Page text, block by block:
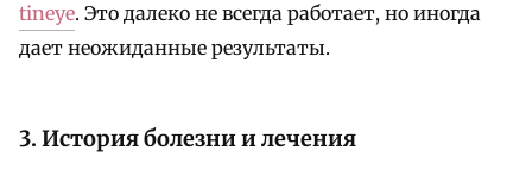
tineye. Это далеко не всегда работает, но иногда
дает неожиданные результаты.
3. История болезни и лечения